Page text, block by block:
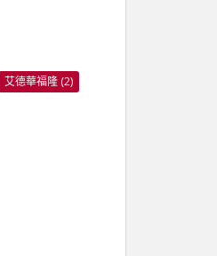
艾德華福隆 (2)